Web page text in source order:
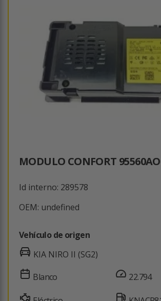
MODULO CONFORT
Id interno: 289578
OEM: undefined
Vehículo de origen
KIA NIRO II (SG2)
Blanco
22.794